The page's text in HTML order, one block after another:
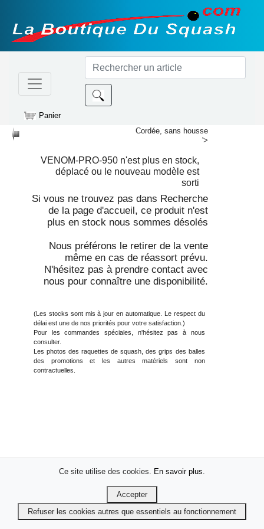
Panier
Cordée, sans housse
'>
VENOM-PRO-950n'est plus en stock,
déplacé ou le nouveau modèle est
sorti
Si vous ne trouvez pas dans Recherche
de la page d'accueil, ce produit n'est
plus en stock nous sommes désolés
Nous préférons le retirer de la vente
même en cas de réassort prévu.
N'hésitez pas à prendre contact avec
nous pour connaître une disponibilité.
(Les stocks sont mis à jour en automatique. Le respect du
délai est une de nos priorités pour votre satisfaction.)
Pour les commandes spéciales, n'hésitez pas à nous
consulter.
Les photos des raquettes de squash, des grips des balles
des promotions et les autres matériels sont non
contractuelles.
Ce site utilise des cookies. En savoir plus.
Accepter
Refuser les cookies autres que essentiels au fonctionnement